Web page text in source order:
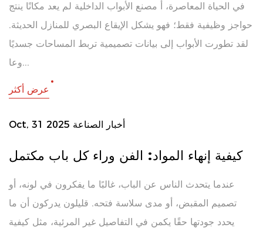
في الحياة المعاصرة، أ مصنع الأبواب الداخلية لم يعد مكانًا ينتج
حواجز وظيفية فقط؛ فهو يشكل الإيقاع البصري للمنازل الحديثة.
لقد تطورت الأبواب إلى بيانات تصميمية تربط المساحات جسديًا
وعا...
عرض أكثر
Oct, 31 2025 أخبار الصناعة
كيفية إنهاء المواد: الفن وراء كل باب مكتمل
عندما يتحدث الناس عن الباب، غالبًا ما يفكرون في لونه، أو
تصميم المقبض، أو مدى سلاسة فتحه. قليلون يدركون أن ما
يحدد جودتها حقًا يكمن في التفاصيل غير المرئية، مثل كيفية